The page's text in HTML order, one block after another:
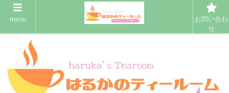
menu
お問い合わ
せ